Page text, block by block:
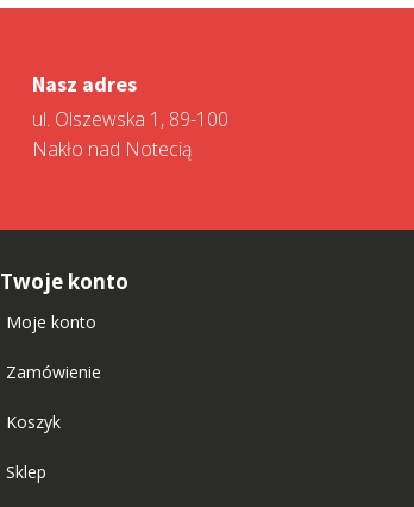
Nasz adres
ul. Olszewska 1, 89-100
Nakło nad Notecią
Twoje konto
Moje konto
Zamówienie
Koszyk
Sklep